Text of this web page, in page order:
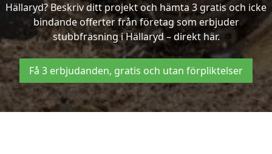
Hällaryd? Beskriv ditt projekt och hämta 3 gratis och icke
bindande offerter från företag som erbjuder
stubbfräsning i Hällaryd – direkt här.
Få 3 erbjudanden, gratis och utan förpliktelser